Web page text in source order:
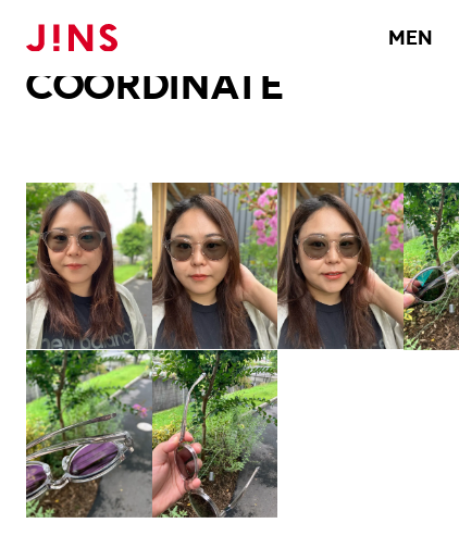
MEN
メガネのJINS TOP
COORDINATE